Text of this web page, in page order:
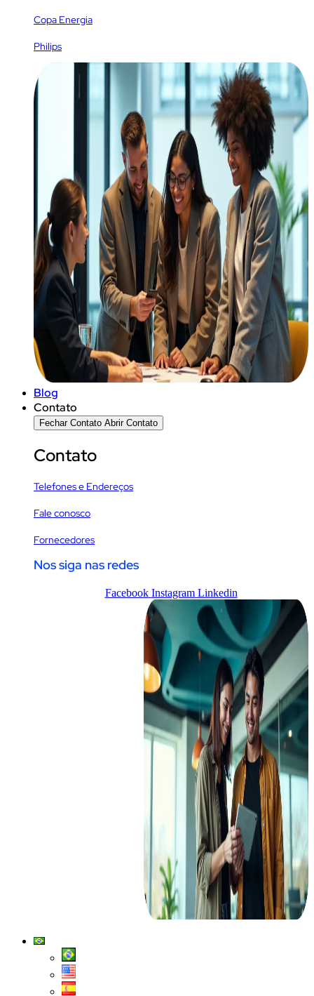
Copa Energia
Philips
Blog
Contato
Fechar Contato Abrir Contato
Contato
Telefones e Endereços
Fale conosco
Fornecedores
Nos siga nas redes
Facebook Instagram Linkedin